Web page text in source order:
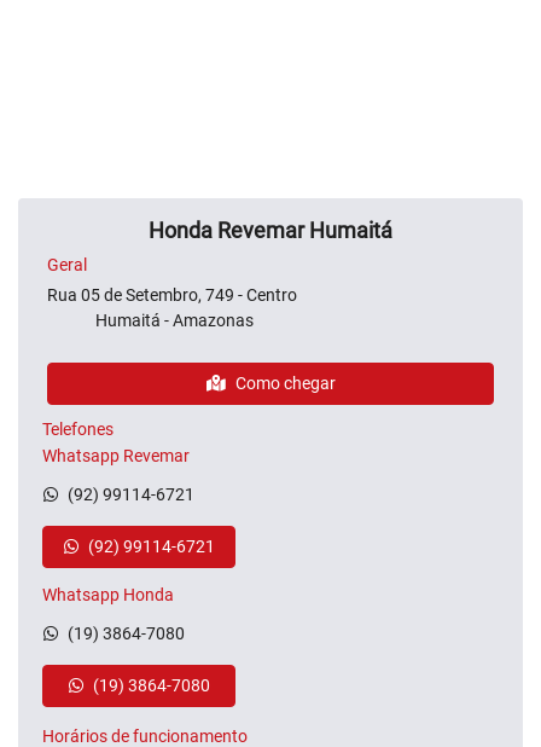
Honda Revemar Humaitá
Geral
Rua 05 de Setembro, 749 - Centro
Humaitá - Amazonas
Como chegar
Telefones
Whatsapp Revemar
(92) 99114-6721
(92) 99114-6721
Whatsapp Honda
(19) 3864-7080
(19) 3864-7080
Horários de funcionamento